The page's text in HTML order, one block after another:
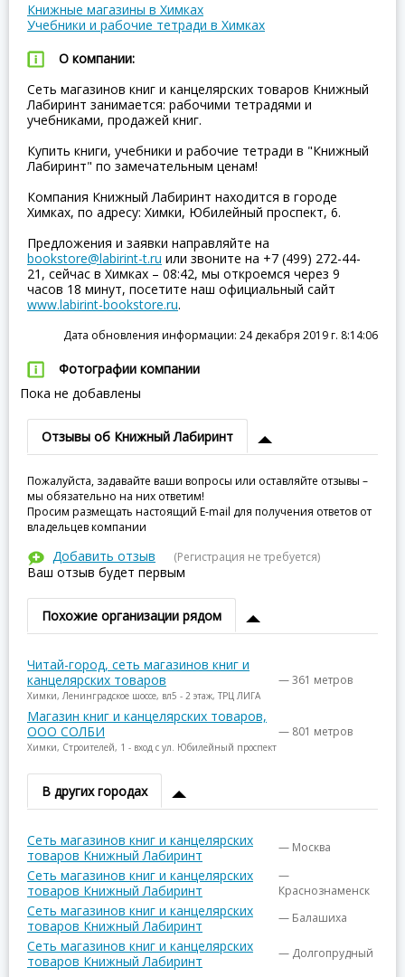
Книжные магазины в Химках
Учебники и рабочие тетради в Химках
О компании:
Сеть магазинов книг и канцелярских товаров Книжный
Лабиринт занимается: рабочими тетрадями и
учебниками, продажей книг.
Купить книги, учебники и рабочие тетради в "Книжный
Лабиринт" по замечательным ценам!
Компания Книжный Лабиринт находится в городе
Химках, по адресу: Химки, Юбилейный проспект, 6.
Предложения и заявки направляйте на
bookstore@labirint-t.ru или звоните на +7 (499) 272-44-
21, сейчас в Химках – 08:42, мы откроемся через 9
часов 18 минут, посетите наш официальный сайт
www.labirint-bookstore.ru.
Дата обновления информации: 24 декабря 2019 г. 8:14:06
Фотографии компании
Пока не добавлены
Отзывы об Книжный Лабиринт
Пожалуйста, задавайте ваши вопросы или оставляйте отзывы –
мы обязательно на них ответим!
Просим размещать настоящий E-mail для получения ответов от
владельцев компании
Добавить отзыв (Регистрация не требуется)
Ваш отзыв будет первым
Похожие организации рядом
Читай-город, сеть магазинов книг и
канцелярских товаров
Химки, Ленинградское шоссе, вл5 - 2 этаж, ТРЦ ЛИГА
— 361 метров
Магазин книг и канцелярских товаров,
ООО СОЛБИ
Химки, Строителей, 1 - вход с ул. Юбилейный проспект
— 801 метров
В других городах
Сеть магазинов книг и канцелярских
товаров Книжный Лабиринт
— Москва
Сеть магазинов книг и канцелярских
товаров Книжный Лабиринт
—
Краснознаменск
Сеть магазинов книг и канцелярских
товаров Книжный Лабиринт
— Балашиха
Сеть магазинов книг и канцелярских
товаров Книжный Лабиринт
— Долгопрудный